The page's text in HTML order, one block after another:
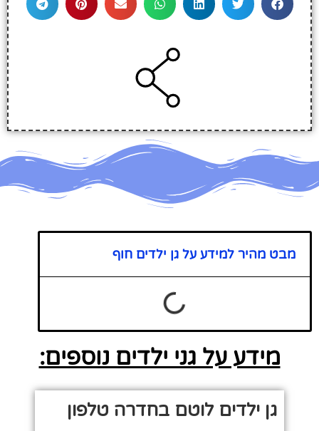
מבט מהיר למידע על גן ילדים חוף
מידע על גני ילדים נוספים:
גן ילדים לוטם בחדרה טלפון